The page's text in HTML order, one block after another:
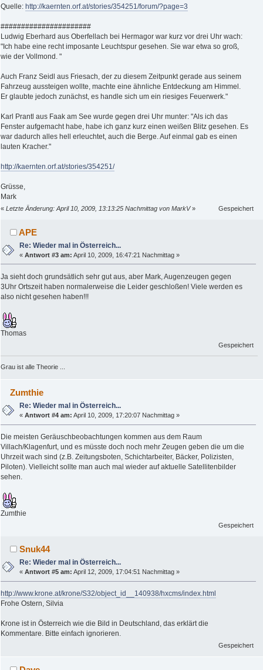
Quelle: http://kaernten.orf.at/stories/354251/forum/?page=3
######################
Ludwig Eberhard aus Oberfellach bei Hermagor war kurz vor drei Uhr wach:
"Ich habe eine recht imposante Leuchtspur gesehen. Sie war etwa so groß,
wie der Vollmond. "
Auch Franz Seidl aus Friesach, der zu diesem Zeitpunkt gerade aus seinem
Fahrzeug aussteigen wollte, machte eine ähnliche Entdeckung am Himmel.
Er glaubte jedoch zunächst, es handle sich um ein riesiges Feuerwerk."
Karl Prantl aus Faak am See wurde gegen drei Uhr munter: "Als ich das
Fenster aufgemacht habe, habe ich ganz kurz einen weißen Blitz gesehen. Es
war dadurch alles hell erleuchtet, auch die Berge. Auf einmal gab es einen
lauten Kracher."
http://kaernten.orf.at/stories/354251/
Grüsse,
Mark
« Letzte Änderung: April 10, 2009, 13:13:25 Nachmittag von MarkV» Gespeichert
APE
Re: Wieder mal in Österreich...
«Antwort #3 am: April 10, 2009, 16:47:21 Nachmittag »
Ja sieht doch grundsätlich sehr gut aus, aber Mark, Augenzeugen gegen
3Uhr Ortszeit haben normalerweise die Leider geschloßen! Viele werden es
also nicht gesehen haben!!!
Thomas
Gespeichert
Grau ist alle Theorie ...
Zumthie
Re: Wieder mal in Österreich...
«Antwort #4 am: April 10, 2009, 17:20:07 Nachmittag »
Die meisten Geräuschbeobachtungen kommen aus dem Raum
Villach/Klagenfurt, und es müsste doch noch mehr Zeugen geben die um die
Uhrzeit wach sind (z.B. Zeitungsboten, Schichtarbeiter, Bäcker, Polizisten,
Piloten). Vielleicht sollte man auch mal wieder auf aktuelle Satellitenbilder
sehen.
Zumthie
Gespeichert
Snuk44
Re: Wieder mal in Österreich...
«Antwort #5 am: April 12, 2009, 17:04:51 Nachmittag »
http://www.krone.at/krone/S32/object_id__140938/hxcms/index.html
Frohe Ostern, Silvia
Krone ist in Österreich wie die Bild in Deutschland, das erklärt die
Kommentare. Bitte einfach ignorieren.
Gespeichert